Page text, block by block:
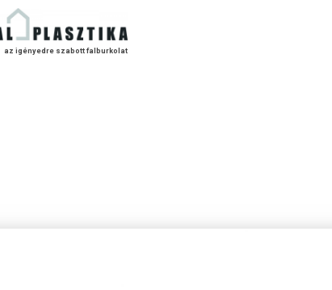
az igényedre szabott falburkolat